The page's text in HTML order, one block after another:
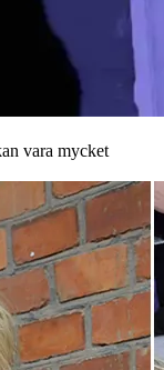
vara mycket